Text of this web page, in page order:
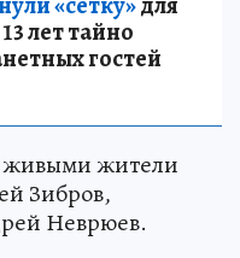
лет тайно
гостей
живыми жители
Зибров,
Неврюев.